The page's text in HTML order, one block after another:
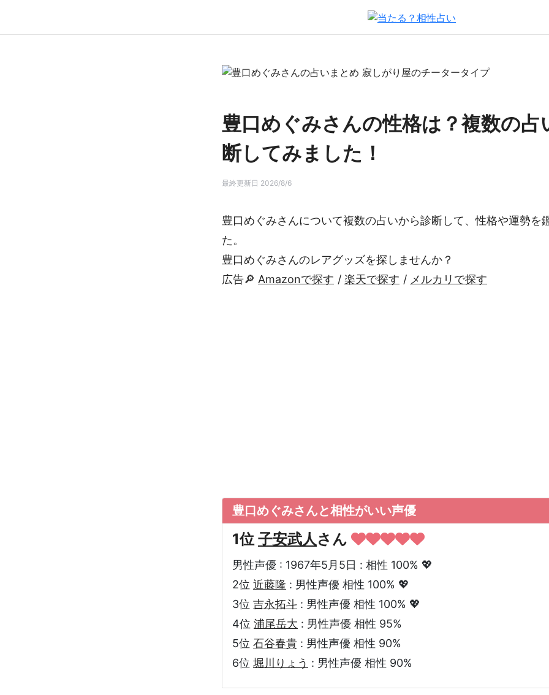
豊口めぐみさんの性格は？複数の占
断してみました！
最終更新日 2026/8/6
豊口めぐみさんについて複数の占いから診断して、性格や運勢を
た。
豊口めぐみさんのレアグッズを探しませんか？
広告🔎 Amazonで探す / 楽天で探す / メルカリで探す
豊口めぐみさんと相性がいい声優
1位子安武人さん
男性声優 : 1967年5月5日 : 相性 100% 💖
2位 近藤隆 : 男性声優 相性 100% 💖
3位 吉永拓斗 : 男性声優 相性 100% 💖
4位 浦尾岳大 : 男性声優 相性 95%
5位 石谷春貴 : 男性声優 相性 90%
6位 堀川りょう : 男性声優 相性 90%